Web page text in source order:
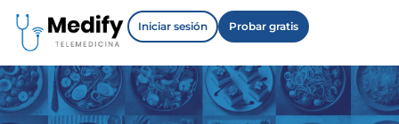
Iniciar sesión Probar gratis